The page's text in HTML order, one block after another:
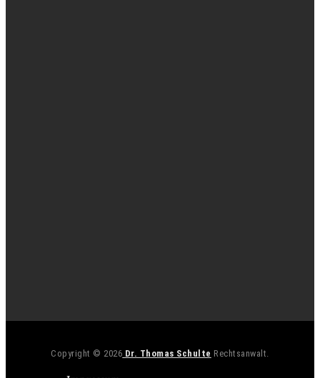
Copyright © 2026 Dr. Thomas Schulte Rechtsanwalt.